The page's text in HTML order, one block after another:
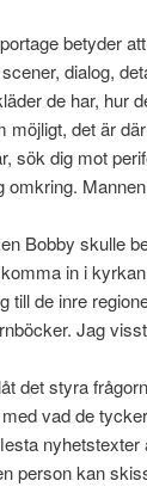
bety­der
dia­log,
de har, hur
möjligt, det är
sök dig mot
omkring.
Bobby skulle
in i
till de inre
Jag
det styra
vad de
per­son kan